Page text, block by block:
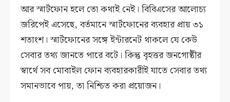
আর স্মার্টফোন হলে তো কথাই নেই। বিবিএসের আলোচ্য
জরিপেই এসেছে, বর্তমানে স্মার্টফোনের ব্যবহার প্রায় ৩১
শতাংশ। স্মার্টফোনের সঙ্গে ইন্টারনেট থাকলে যে কেউ
সেবার তথ্য জানতে পারে বটে। কিন্তু বৃহত্তর জনগোষ্ঠীর
স্বার্থে সব মোবাইল ফোন ব্যবহারকারীই যাতে সেবার তথ্য
সমানভাবে পায়, তা নিশ্চিত করা প্রয়োজন।